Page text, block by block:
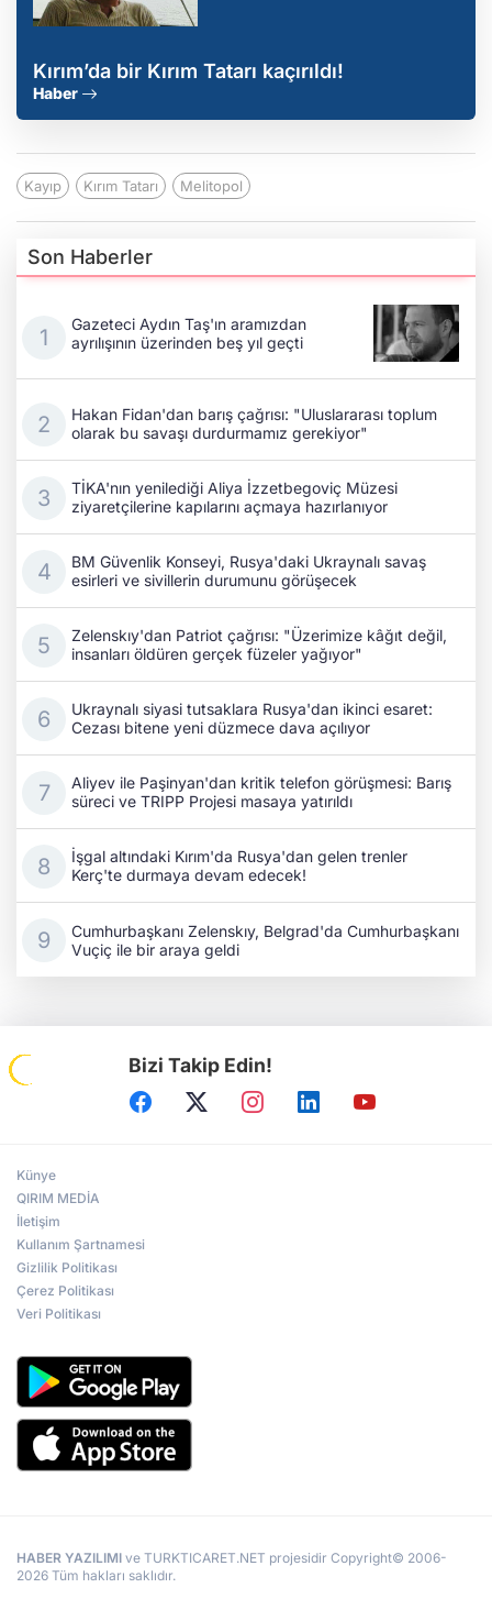
Kırım’da bir Kırım Tatarı kaçırıldı!
Haber
Kayıp Kırım Tatarı Melitopol
Son Haberler
Gazeteci Aydın Taş'ın aramızdan
ayrılışının üzerinden beş yıl geçti
Hakan Fidan'dan barış çağrısı: "Uluslararası toplum
olarak bu savaşı durdurmamız gerekiyor"
TİKA'nın yenilediği Aliya İzzetbegoviç Müzesi
ziyaretçilerine kapılarını açmaya hazırlanıyor
BM Güvenlik Konseyi, Rusya'daki Ukraynalı savaş
esirleri ve sivillerin durumunu görüşecek
Zelenskıy'dan Patriot çağrısı: "Üzerimize kâğıt değil,
insanları öldüren gerçek füzeler yağıyor"
Ukraynalı siyasi tutsaklara Rusya'dan ikinci esaret:
Cezası bitene yeni düzmece dava açılıyor
Aliyev ile Paşinyan'dan kritik telefon görüşmesi: Barış
süreci ve TRIPP Projesi masaya yatırıldı
İşgal altındaki Kırım'da Rusya'dan gelen trenler
Kerç'te durmaya devam edecek!
Cumhurbaşkanı Zelenskıy, Belgrad'da Cumhurbaşkanı
Vuçiç ile bir araya geldi
Bizi Takip Edin!
Künye
QIRIM MEDİA
İletişim
Kullanım Şartnamesi
Gizlilik Politikası
Çerez Politikası
Veri Politikası
HABER YAZILIMI ve TURKTICARET.NET projesidir Copyright© 2006-
2026 Tüm hakları saklıdır.